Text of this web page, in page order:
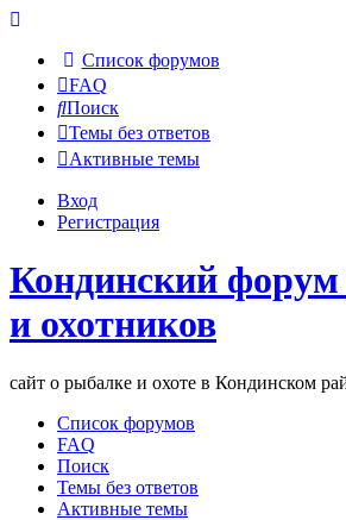
Список форумов
FAQ
Поиск
Темы без ответов
Активные темы
Вход
Регистрация
Кондинский
и охотников
сайт о рыбалке и охоте в Кондинском
Список форумов
FAQ
Поиск
Темы без ответов
Активные темы